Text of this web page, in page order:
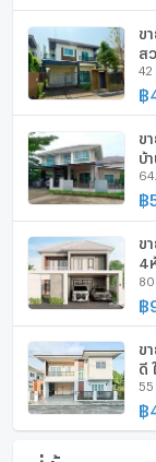
ข
ส
42
฿
ข
บ้
฿
ข
4
80
฿
ข
55
฿